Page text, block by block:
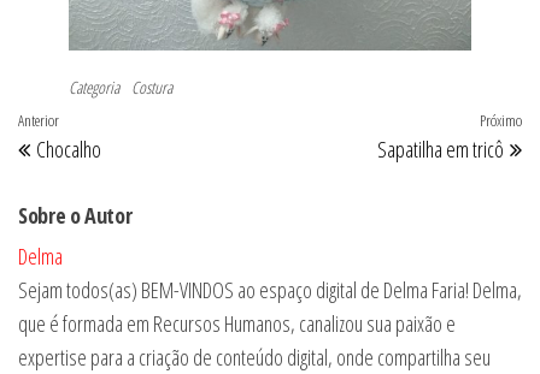
Categoria Costura
Navegação
de
Post
Post
anterior
Anterior
Chocalho
Próximo
Sapatilha em tricô
Sobre o Autor
Delma
Sejam todos(as) BEM-VINDOS ao espaço digital de Delma Faria! Delma,
que é formada em Recursos Humanos, canalizou sua paixão e
expertise para a criação de conteúdo digital, onde compartilha seu